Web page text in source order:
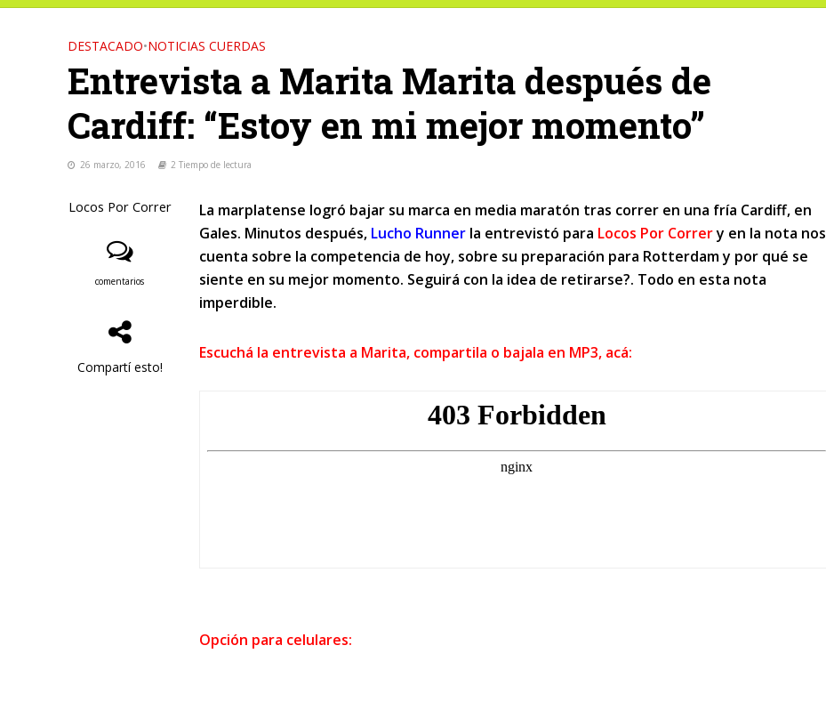
DESTACADO•NOTICIAS CUERDAS
Entrevista a Marita Marita después de
Cardiff: “Estoy en mi mejor momento”
26 marzo, 2016 2 Tiempo de lectura
Locos Por Correr
comentarios
Compartí esto!
La marplatense logró bajar su marca en media maratón tras correr en una fría Cardiff, en
Gales. Minutos después, Lucho Runner la entrevistó para Locos Por Correry en la nota nos
cuenta sobre la competencia de hoy, sobre su preparación para Rotterdam y por qué se
siente en su mejor momento. Seguirá con la idea de retirarse?. Todo en esta nota
imperdible.
Escuchá la entrevista a Marita, compartila o bajala en MP3, acá:
Opción para celulares: